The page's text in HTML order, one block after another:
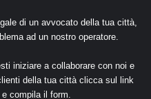
di un avvocato della tua città,
ad un nostro operatore.
iniziare a collaborare con noi e
della tua città clicca sul link
compila il form.